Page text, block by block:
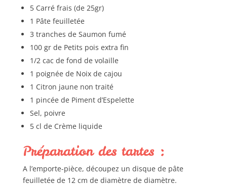
5 Carré frais (de 25gr)
1 Pâte feuilletée
3 tranches de Saumon fumé
100 gr de Petits pois extra fin
1/2 cac de fond de volaille
1 poignée de Noix de cajou
1 Citron jaune non traité
1 pincée de Piment d’Espelette
Sel, poivre
5 cl de Crème liquide
Préparation des tartes :
A l’emporte-pièce, découpez un disque de pâte
feuilletée de 12 cm de diamètre de diamètre.